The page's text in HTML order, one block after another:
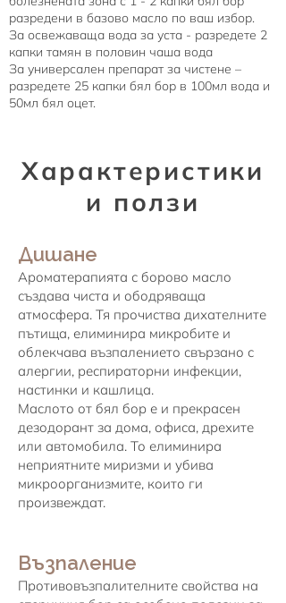
разредени в базово масло по ваш избор.
За освежаваща вода за уста - разредете 2
капки тамян в половин чаша вода
За универсален препарат за чистене –
разредете 25 капки бял бор в 100мл вода и
50мл бял оцет.
Характеристики
и ползи
Дишане
Ароматерапията с борово масло
създава чиста и ободряваща
атмосфера. Тя прочиства дихателните
пътища, елиминира микробите и
облекчава възпалението свързано с
алергии, респираторни инфекции,
настинки и кашлица.
Маслото от бял бор е и прекрасен
дезодорант за дома, офиса, дрехите
или автомобила. То елиминира
неприятните миризми и убива
микроорганизмите, които ги
произвеждат.
Възпаление
Противовъзпалителните свойства на